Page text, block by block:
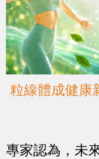
粒線體成健
專家認為，未